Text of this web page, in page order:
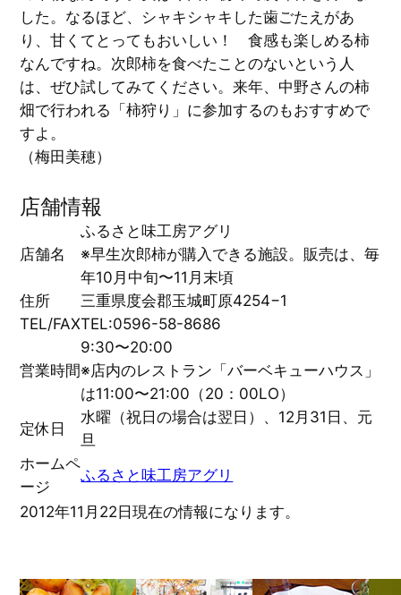
した。なるほど、シャキシャキした歯ごたえがあ
り、甘くてとってもおいしい！ 食感も楽しめる柿
なんですね。次郎柿を食べたことのないという人
は、ぜひ試してみてください。来年、中野さんの柿
畑で行われる「柿狩り」に参加するのもおすすめで
すよ。
（梅田美穂）
店舗情報
店舗名
ふるさと味工房アグリ
※早生次郎柿が購入できる施設。販売は、毎
年10月中旬〜11月末頃
住所
三重県度会郡玉城町原4254−1
TEL/FAXTEL:0596-58-8686
営業時間
9:30〜20:00
※店内のレストラン「バーベキューハウス」
は11:00〜21:00（20：00LO）
定休日
水曜（祝日の場合は翌日）、12月31日、元
旦
ホームペ
ージ
ふるさと味工房アグリ
2012年11月22日現在の情報になります。